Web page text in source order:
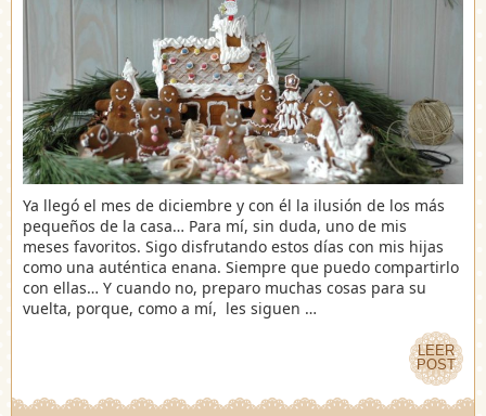
Ya llegó el mes de diciembre y con él la ilusión de los más
pequeños de la casa… Para mí, sin duda, uno de mis
meses favoritos. Sigo disfrutando estos días con mis hijas
como una auténtica enana. Siempre que puedo compartirlo
con ellas… Y cuando no, preparo muchas cosas para su
vuelta, porque, como a mí, les siguen …
LEER
POST
LEER
POST